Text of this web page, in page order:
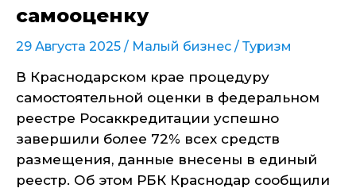
самооценку
29 Августа 2025 / Малый бизнес / Туризм
В Краснодарском крае процедуру
самостоятельной оценки в федеральном
реестре Росаккредитации успешно
завершили более 72% всех средств
размещения, данные внесены в единый
реестр. Об этом РБК Краснодар сообщили